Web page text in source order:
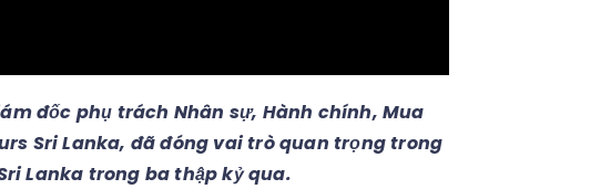
đốc phụ trách Nhân sự, Hành chính, Mua
Sri Lanka, đã đóng vai trò quan trọng trong
Lanka trong ba thập kỷ qua.